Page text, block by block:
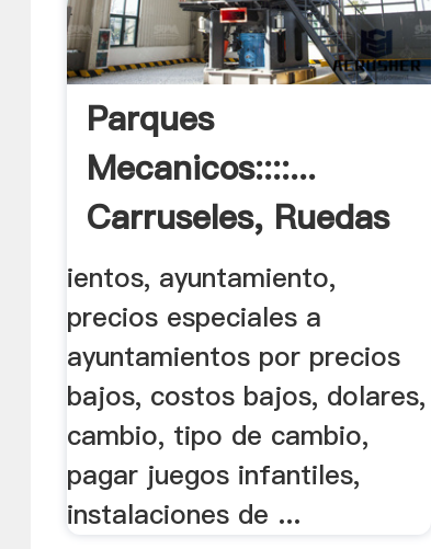
Parques
Mecanicos::::...
Carruseles, Ruedas
De La .
ientos, ayuntamiento,
precios especiales a
ayuntamientos por precios
bajos, costos bajos, dolares,
cambio, tipo de cambio,
pagar juegos infantiles,
instalaciones de ...